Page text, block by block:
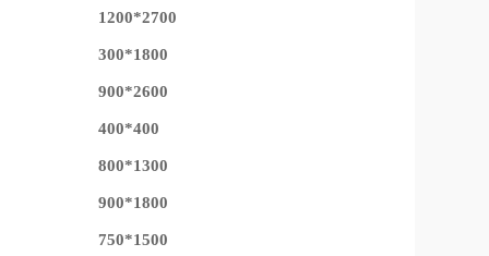
1200*2700
300*1800
900*2600
400*400
800*1300
900*1800
750*1500